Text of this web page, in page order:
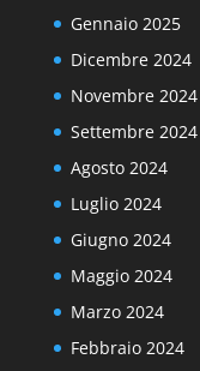
Gennaio 2025
Dicembre 2024
Novembre 2024
Settembre 2024
Agosto 2024
Luglio 2024
Giugno 2024
Maggio 2024
Marzo 2024
Febbraio 2024